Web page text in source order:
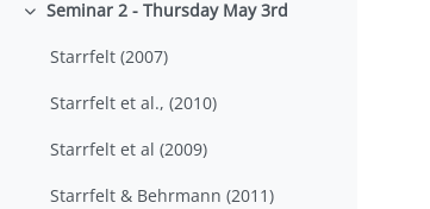
Einklappen
Seminar 2 - Thursday May 3rd
Starrfelt (2007)
Starrfelt et al., (2010)
Starrfelt et al (2009)
Starrfelt & Behrmann (2011)